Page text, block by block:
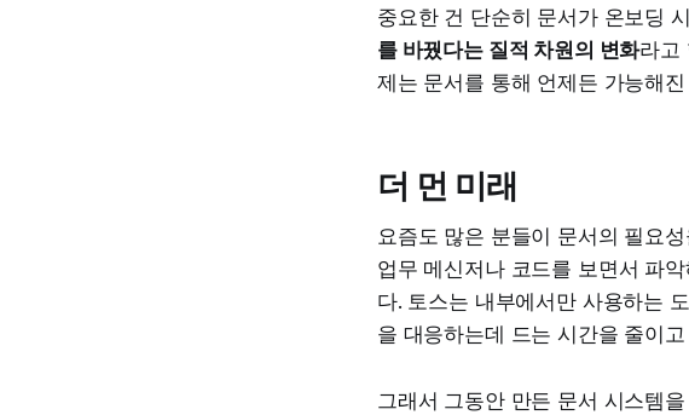
중요한 건 단순히 문서가 온보딩
를 바꿨다는 질적 차원의 변화라고
제는 문서를 통해 언제든 가능해진
더 먼 미래
요즘도 많은 분들이 문서의 필요
업무 메신저나 코드를 보면서 파
다. 토스는 내부에서만 사용하는
을 대응하는데 드는 시간을 줄이
그래서 그동안 만든 문서 시스템